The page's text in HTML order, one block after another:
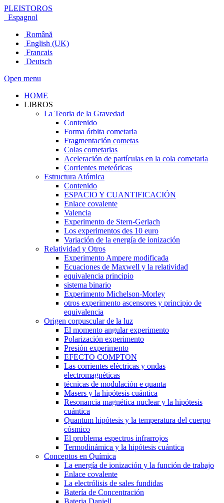
PLEISTOROS
Espagnol
Română
English (UK)
Francais
Deutsch
Open menu
HOME
LIBROS
La Teoria de la Gravedad
Contenido
Forma órbita cometaria
Fragmentación cometas
Colas cometarias
Aceleración de partículas en la cola cometaria
Corrientes meteóricas
Estructura Atómica
Contenido
ESPACIO Y CUANTIFICACIÓN
Enlace covalente
Valencia
Experimento de Stern-Gerlach
Los experimentos des 10 euro
Variación de la energía de ionización
Relatividad y Otros
Experimento Ampere modificada
Ecuaciones de Maxwell y la relatividad
equivalencia principio
sistema binario
Experimento Michelson-Morley
otros experimento ascensores y principio de
equivalencia
Origen corpuscular de la luz
El momento angular experimento
Polarización experimento
Presión experimento
EFECTO COMPTON
Las corrientes eléctricas y ondas
electromagnéticas
técnicas de modulación e quanta
Masers y la hipótesis cuántica
Resonancia magnética nuclear y la hipótesis
cuántica
Quantum hipótesis y la temperatura del cuerpo
cósmico
El problema espectros infrarrojos
Termodinámica y la hipótesis cuántica
Conceptos en Química
La energía de ionización y la función de trabajo
Enlace covalente
La electrólisis de sales fundidas
Batería de Concentración
Bateria Daniell